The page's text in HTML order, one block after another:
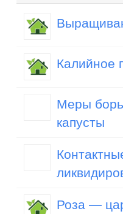
Калийное
Меры
капусты
Роза —